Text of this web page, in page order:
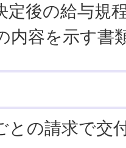
定後の給与規
内容を示す書
との請求で交